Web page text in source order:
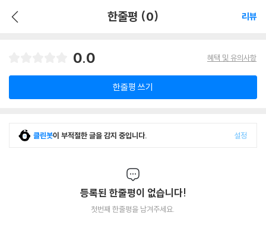
한줄평 (0) 리뷰
0.0 혜택 및 유의사항
한줄평 쓰기
클린봇이 부적절한 글을 감지 중입니다. 설정
등록된 한줄평이 없습니다!
첫번째 한줄평을 남겨주세요.